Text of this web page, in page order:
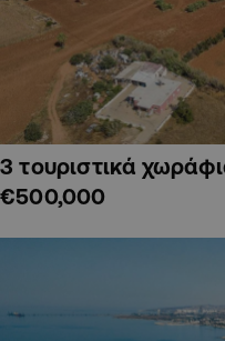
3 τουριστικά
€500,000